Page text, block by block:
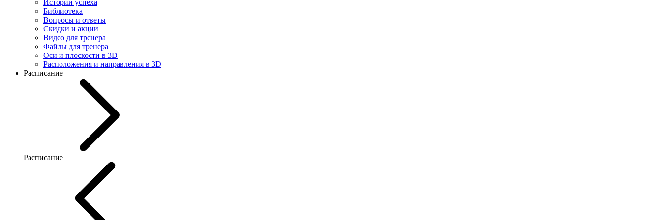
Истории успеха
Библиотека
Вопросы и ответы
Скидки и акции
Видео для тренера
Файлы для тренера
Оси и плоскости в 3D
Расположения и направления в 3D
Расписание
Расписание